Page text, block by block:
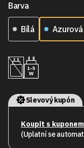
Barva
Bílá Azurová
Slevový kupón
Koupit s kuponem
(Uplatní se